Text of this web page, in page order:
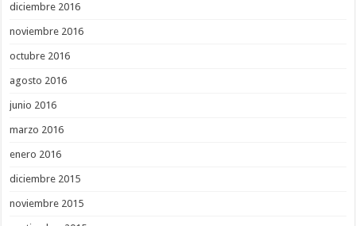
diciembre 2016
noviembre 2016
octubre 2016
agosto 2016
junio 2016
marzo 2016
enero 2016
diciembre 2015
noviembre 2015